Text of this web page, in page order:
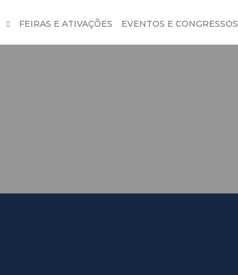
FEIRAS E ATIVAÇÕES EVENTOS E CONGRESSOS